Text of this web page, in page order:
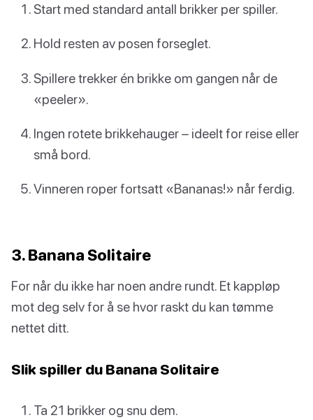
Start med standard antall brikker per spiller.
Hold resten av posen forseglet.
Spillere trekker én brikke om gangen når de
«peeler».
Ingen rotete brikkehauger – ideelt for reise eller
små bord.
Vinneren roper fortsatt «Bananas!» når ferdig.
3. Banana Solitaire
For når du ikke har noen andre rundt. Et kappløp
mot deg selv for å se hvor raskt du kan tømme
nettet ditt.
Slik spiller du Banana Solitaire
Ta 21 brikker og snu dem.